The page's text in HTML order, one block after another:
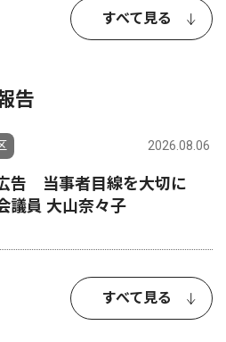
すべて見る
告
2026.08.06
告 当事者目線を大切に
議員 大山奈々子
すべて見る